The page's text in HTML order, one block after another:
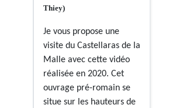
Thiey)
Je vous propose une
visite du Castellaras de la
Malle avec cette vidéo
réalisée en 2020. Cet
ouvrage pré-romain se
situe sur les hauteurs de